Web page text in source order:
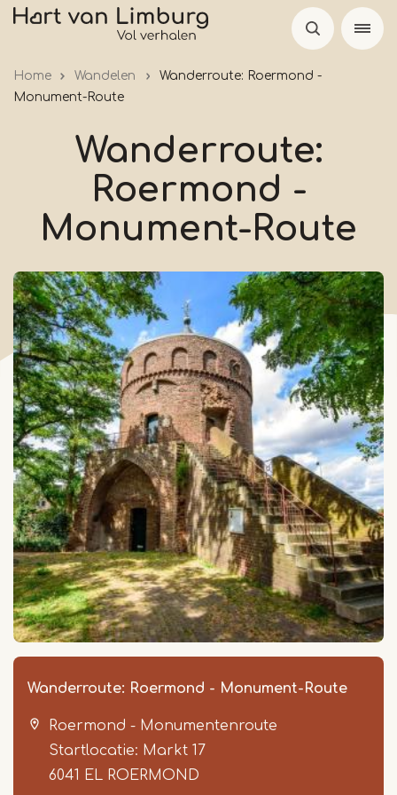
Skip
Home Wandelen
Wanderroute: Roermond -
Monument-Route
Wanderroute:
Roermond -
Monument-Route
Wanderroute: Roermond - Monument-Route
Roermond - Monumentenroute
Startlocatie: Markt 17
6041 EL ROERMOND